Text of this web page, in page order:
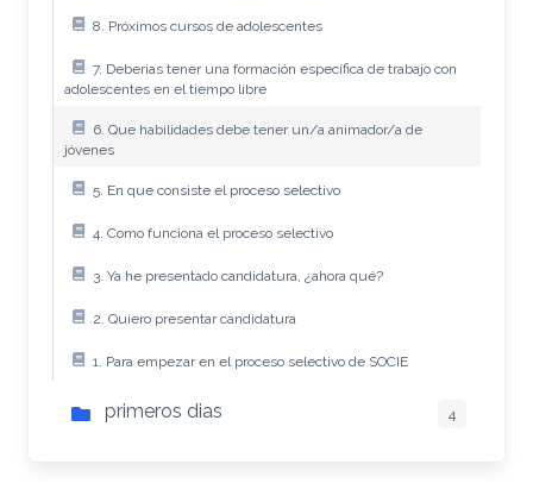
8. Próximos cursos de adolescentes
7. Deberias tener una formación específica de trabajo con
adolescentes en el tiempo libre
6. Que habilidades debe tener un/a animador/a de
jóvenes
5. En que consiste el proceso selectivo
4. Como funciona el proceso selectivo
3. Ya he presentado candidatura, ¿ahora qué?
2. Quiero presentar candidatura
1. Para empezar en el proceso selectivo de SOCIE
primeros dias 4